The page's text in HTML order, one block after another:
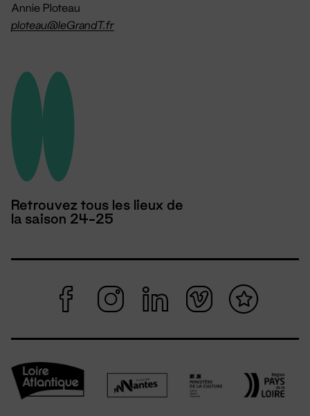
Annie Ploteau
ploteau@leGrandT.fr
Retrouvez tous les lieux de
la saison 24-25